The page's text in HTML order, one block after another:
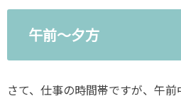
午前〜夕方
さて、仕事の時間帯ですが、午